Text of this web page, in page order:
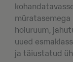
müratasemega
hoiuruum,
uued
ja täiustatud